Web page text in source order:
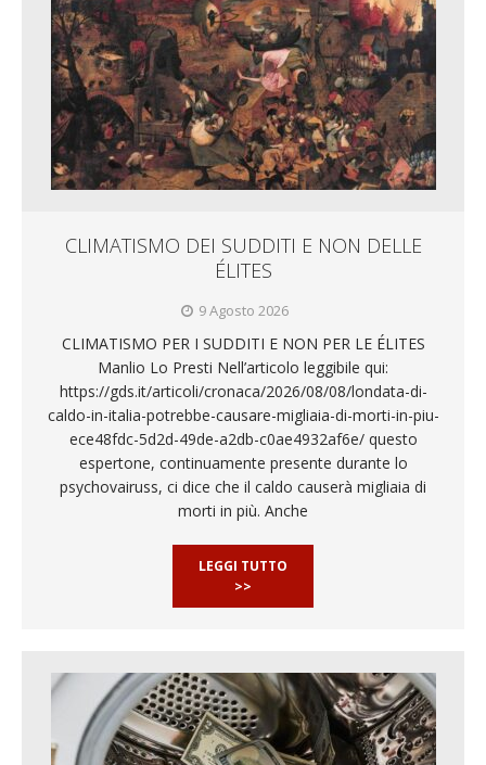
CLIMATISMO DEI SUDDITI E NON DELLE
ÉLITES
9 Agosto 2026
CLIMATISMO PER I SUDDITI E NON PER LE ÉLITES
Manlio Lo Presti Nell’articolo leggibile qui:
https://gds.it/articoli/cronaca/2026/08/08/londata-di-
caldo-in-italia-potrebbe-causare-migliaia-di-morti-in-piu-
ece48fdc-5d2d-49de-a2db-c0ae4932af6e/ questo
espertone, continuamente presente durante lo
psychovairuss, ci dice che il caldo causerà migliaia di
morti in più. Anche
LEGGI TUTTO
>>